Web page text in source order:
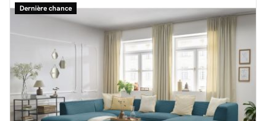
Dernière chance